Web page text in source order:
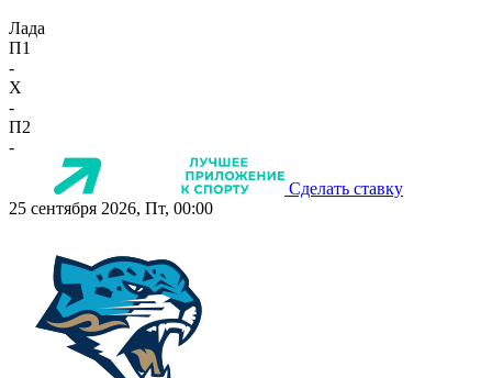
Лада
П1
-
X
-
П2
-
Сделать ставку
25 сентября 2026, Пт, 00:00